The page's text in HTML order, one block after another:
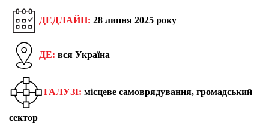
ДЕДЛАЙН: 28 липня 2025 року
ДЕ: вся Україна
ГАЛУЗІ: місцеве самоврядування, громадський
сектор